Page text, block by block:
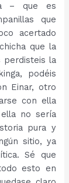
– que es
que
acertado
que la
perdisteis la
podéis
Einar, otro
con ella
no sería
pura y
sitio, ya
Sé que
esto en